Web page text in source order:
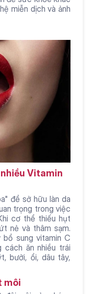
miễn dịch và ảnh
Vitamin
để sở hữu làn da
trọng trong việc
cơ thể thiếu hụt
nẻ và thâm sạm.
sung vitamin C
cách ăn nhiều trái
bưởi, ổi, dâu tây,
môi